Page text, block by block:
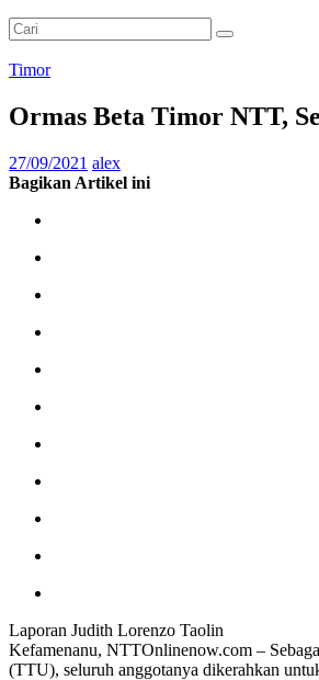
Timor
Ormas Beta Timor NTT,
27/09/2021 alex
Bagikan Artikel ini
Laporan Judith Lorenzo Taolin
Kefamenanu, NTTOnlinenow.com –
(TTU), seluruh anggotanya dikerahkan